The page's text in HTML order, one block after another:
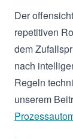
Der
repetitiven
dem
nach
Regeln
unserem